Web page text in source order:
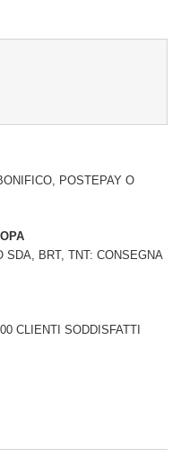
POSTEPAY O
SDA, BRT, TNT: CONSEGNA
CLIENTI SODDISFATTI